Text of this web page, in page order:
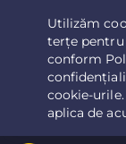
Ai ales:Cea mai